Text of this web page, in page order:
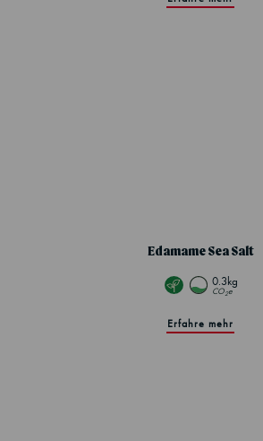
Edamame Sea Salt
0.3kg
CO2e
Erfahre mehr